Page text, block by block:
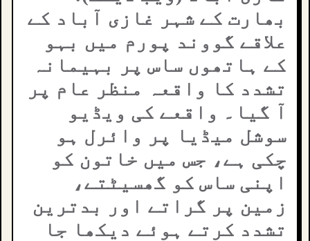
بھارت کے شہر غازی آباد کے
علاقے گووند پورم میں بہو
کے ہاتھوں ساس پر بہیمانہ
تشدد کا واقعہ منظر عام پر
آ گیا۔ واقعے کی ویڈیو
سوشل میڈیا پر وائرل ہو
چکی ہے، جس میں خاتون کو
اپنی ساس کو گھسیٹتے،
زمین پر گراتے اور بدترین
تشدد کرتے ہوئے دیکھا جا